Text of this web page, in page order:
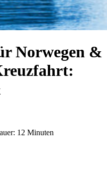
Norwegen &
12 Minuten